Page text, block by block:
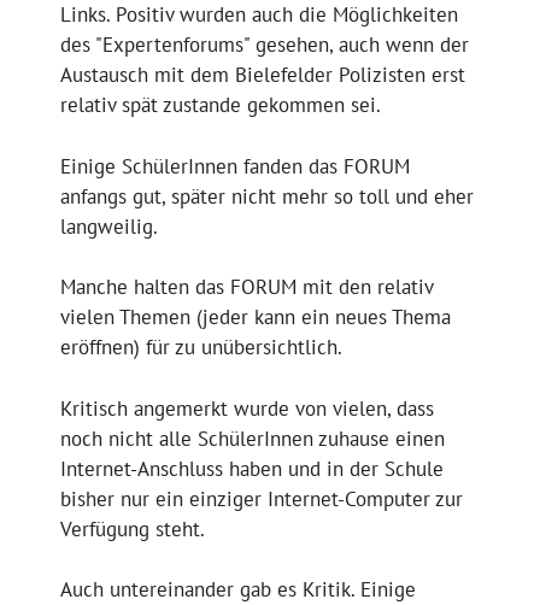
Links. Positiv wurden auch die Möglichkeiten
des "Expertenforums" gesehen, auch wenn der
Austausch mit dem Bielefelder Polizisten erst
relativ spät zustande gekommen sei.
Einige SchülerInnen fanden das FORUM
anfangs gut, später nicht mehr so toll und eher
langweilig.
Manche halten das FORUM mit den relativ
vielen Themen (jeder kann ein neues Thema
eröffnen) für zu unübersichtlich.
Kritisch angemerkt wurde von vielen, dass
noch nicht alle SchülerInnen zuhause einen
Internet-Anschluss haben und in der Schule
bisher nur ein einziger Internet-Computer zur
Verfügung steht.
Auch untereinander gab es Kritik. Einige